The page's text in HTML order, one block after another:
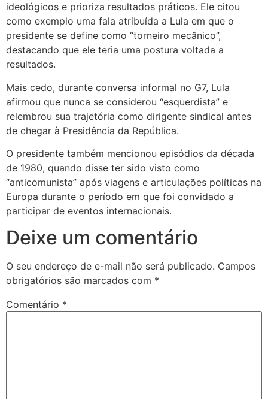
ideológicos e prioriza resultados práticos. Ele citou
como exemplo uma fala atribuída a Lula em que o
presidente se define como “torneiro mecânico”,
destacando que ele teria uma postura voltada a
resultados.
Mais cedo, durante conversa informal no G7, Lula
afirmou que nunca se considerou “esquerdista” e
relembrou sua trajetória como dirigente sindical antes
de chegar à Presidência da República.
O presidente também mencionou episódios da década
de 1980, quando disse ter sido visto como
“anticomunista” após viagens e articulações políticas na
Europa durante o período em que foi convidado a
participar de eventos internacionais.
Deixe um comentário
O seu endereço de e-mail não será publicado. Campos
obrigatórios são marcados com *
Comentário *